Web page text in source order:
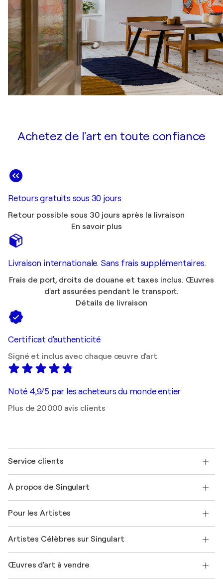
Achetez de l'art en toute confiance
Retours gratuits sous 30 jours
Retour possible sous 30 jours après la livraison
En savoir plus
Livraison internationale. Sans frais supplémentaires.
Frais de port, droits de douane et taxes inclus. Œuvres
d'art assurées pendant le transport.
Détails de livraison
Certificat d'authenticité
Signé et inclus avec chaque œuvre d'art
Noté 4,9/5 par les acheteurs du monde entier
Plus de 20 000 avis clients
Service clients
Expédition
Offrir une carte cadeau
Rejoignez notre programme commercial
Mon compte
+33 1 76 44 06 42
À propos de Singulart
FAQ
Magazine Singulart
Emplois
Découvrez une sélection d'art original
Pour les Artistes
Se connecter en tant qu'Artiste
Artistes Célèbres sur Singulart
Marc Chagall
Œuvres d'art à vendre